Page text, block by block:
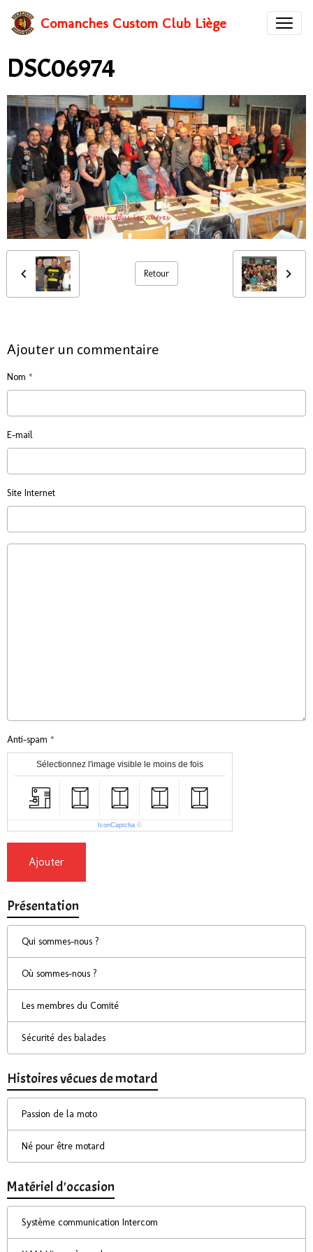
Comanches Custom Club Liège
DSC06974
Retour
Ajouter un commentaire
Nom
E-mail
Site Internet
Anti-spam
Sélectionnez l'image visible le moins de fois
IconCaptcha ©
Ajouter
Présentation
Qui sommes-nous ?
Où sommes-nous ?
Les membres du Comité
Sécurité des balades
Histoires vécues de motard
Passion de la moto
Né pour être motard
Matériel d'occasion
Système communication Intercom